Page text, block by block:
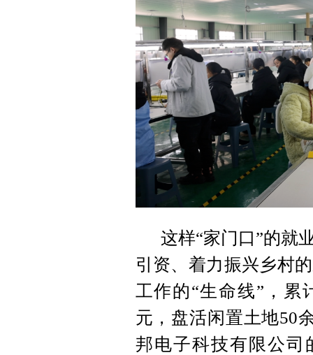
这样“家门口”的就
引资、着力振兴乡村
工作的“生命线”，累
元，盘活闲置土地50
邦电子科技有限公司